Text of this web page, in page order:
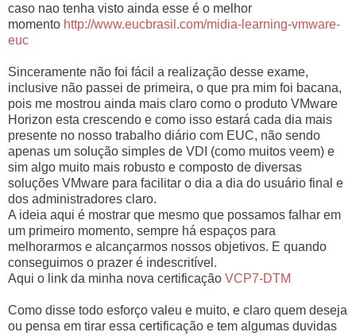
caso nao tenha visto ainda esse é o melhor
momento http://www.eucbrasil.com/midia-learning-vmware-
euc
Sinceramente não foi fácil a realização desse exame,
inclusive não passei de primeira, o que pra mim foi bacana,
pois me mostrou ainda mais claro como o produto VMware
Horizon esta crescendo e como isso estará cada dia mais
presente no nosso trabalho diário com EUC, não sendo
apenas um solução simples de VDI (como muitos veem) e
sim algo muito mais robusto e composto de diversas
soluções VMware para facilitar o dia a dia do usuário final e
dos administradores claro.
A ideia aqui é mostrar que mesmo que possamos falhar em
um primeiro momento, sempre há espaços para
melhorarmos e alcançarmos nossos objetivos. E quando
conseguimos o prazer é indescritível.
Aqui o link da minha nova certificação VCP7-DTM
Como disse todo esforço valeu e muito, e claro quem deseja
ou pensa em tirar essa certificação e tem algumas duvidas